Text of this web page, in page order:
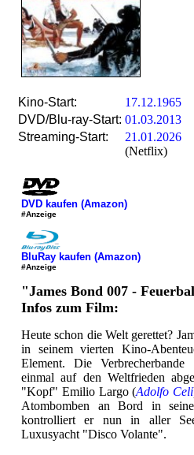
Kino-Start:
17.12.1965
DVD/Blu-ray-Start: 01.03.2013
Streaming-Start:
21.01.2026
(Netflix)
DVD kaufen (Amazon)
#Anzeige
BluRay kaufen (Amazon)
#Anzeige
"James Bond 007 -
Infos zum Film:
Heute schon die Welt gerettet?
in seinem vierten Kino-
Element. Die
einmal auf den Weltfrieden
"Kopf" Emilio Largo (Adolfo Celi
Atombomben an Bord in
kontrolliert er nun in aller
Luxusyacht "Disco Volante".